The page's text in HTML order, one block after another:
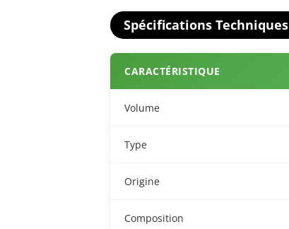
Spécifications Techniques
CARACTÉRISTIQUE
Volume
Type
Origine
Composition